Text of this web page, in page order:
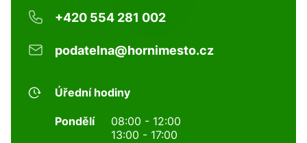
+420 554 281 002
podatelna@hornimesto.cz
Úřední hodiny
Pondělí
08:00 - 12:00
13:00 - 17:00